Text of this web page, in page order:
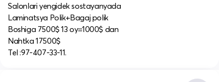
Salonlari yengidek sostayanyada
Laminatsya Polik+Bagaj polik
Boshiga 7500$ 13 oy=1000$ dan
Nahtka 17500$
Tel :97-407-33-11.